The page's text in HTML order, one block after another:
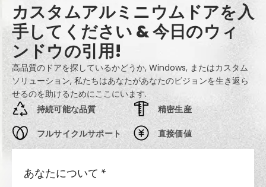
カスタムアルミニウムドアを入
手してください & 今日のウィ
ンドウの引用!
高品質のドアを探しているかどうか, Windows, またはカスタム
ソリューション, 私たちはあなたがあなたのビジョンを生き返ら
せるのを助けるためにここにいます.
持続可能な品質
フルサイクルサポート
精密生産
直接価値
あなたについて *